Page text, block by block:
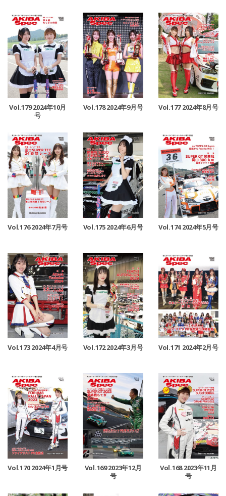
Vol.179 2024年10月
号
Vol.178 2024年9月号 Vol.177 2024年8月号
Vol.176 2024年7月号 Vol.175 2024年6月号 Vol.174 2024年5月号
Vol.173 2024年4月号 Vol.172 2024年3月号 Vol.171 2024年2月号
Vol.170 2024年1月号
Vol.169 2023年12月
号
Vol.168 2023年11月
号